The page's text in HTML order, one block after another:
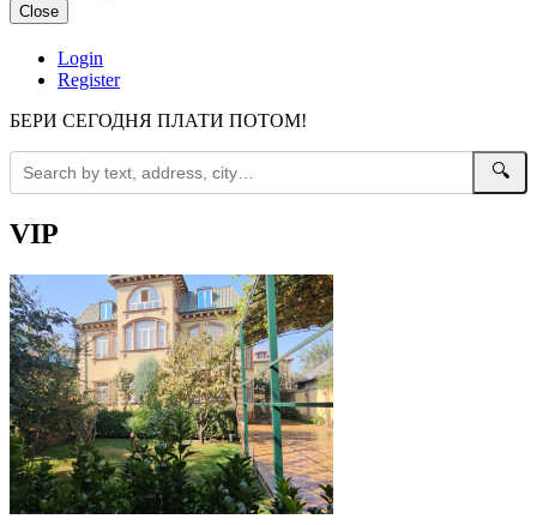
Close
Login
Register
БЕРИ СЕГОДНЯ ПЛАТИ ПОТОМ!
🔍
VIP